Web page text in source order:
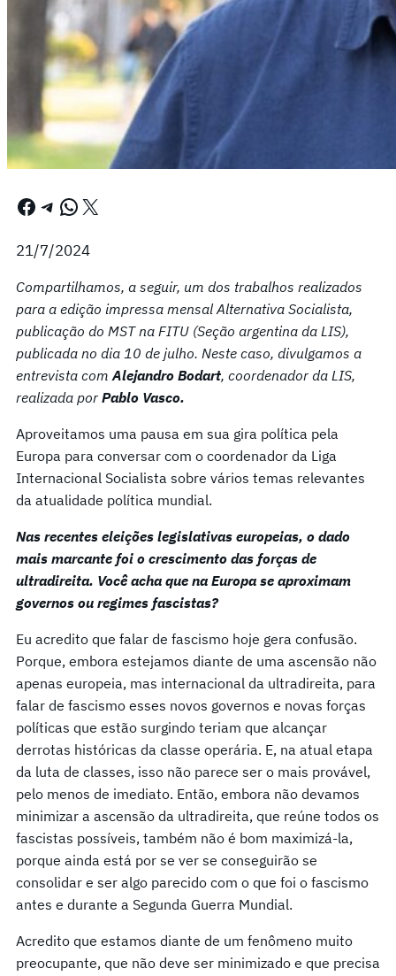
Facebook Telegram WhatsApp X
21/7/2024
Compartilhamos, a seguir, um dos trabalhos realizados
para a edição impressa mensal Alternativa Socialista,
publicação do MST na FITU (Seção argentina da LIS),
publicada no dia 10 de julho. Neste caso, divulgamos a
entrevista com Alejandro Bodart, coordenador da LIS,
realizada por Pablo Vasco.
Aproveitamos uma pausa em sua gira política pela
Europa para conversar com o coordenador da Liga
Internacional Socialista sobre vários temas relevantes
da atualidade política mundial.
Nas recentes eleições legislativas europeias, o dado
mais marcante foi o crescimento das forças de
ultradireita. Você acha que na Europa se aproximam
governos ou regimes fascistas?
Eu acredito que falar de fascismo hoje gera confusão.
Porque, embora estejamos diante de uma ascensão não
apenas europeia, mas internacional da ultradireita, para
falar de fascismo esses novos governos e novas forças
políticas que estão surgindo teriam que alcançar
derrotas históricas da classe operária. E, na atual etapa
da luta de classes, isso não parece ser o mais provável,
pelo menos de imediato. Então, embora não devamos
minimizar a ascensão da ultradireita, que reúne todos os
fascistas possíveis, também não é bom maximizá-la,
porque ainda está por se ver se conseguirão se
consolidar e ser algo parecido com o que foi o fascismo
antes e durante a Segunda Guerra Mundial.
Acredito que estamos diante de um fenômeno muito
preocupante, que não deve ser minimizado e que precisa